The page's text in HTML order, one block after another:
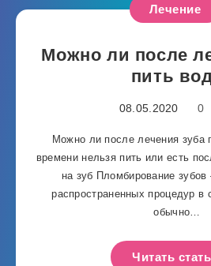
Лечение
Можно ли после
пить
08.05.2020 0
Можно ли после лечения зуба
времени нельзя пить или есть
на зуб Пломбирование
распространенных процедур в
обычно…
Читать